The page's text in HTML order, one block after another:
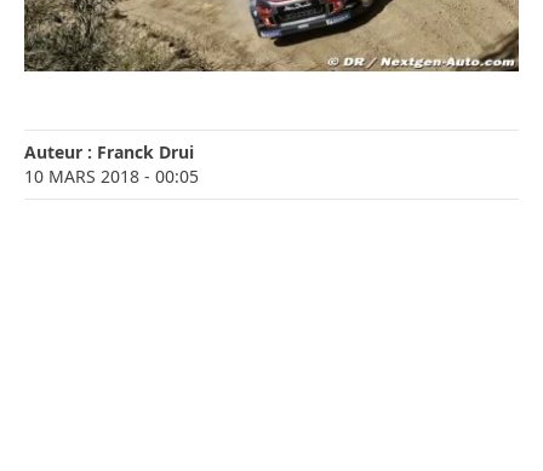
Auteur : Franck Drui
10 MARS 2018 - 00:05